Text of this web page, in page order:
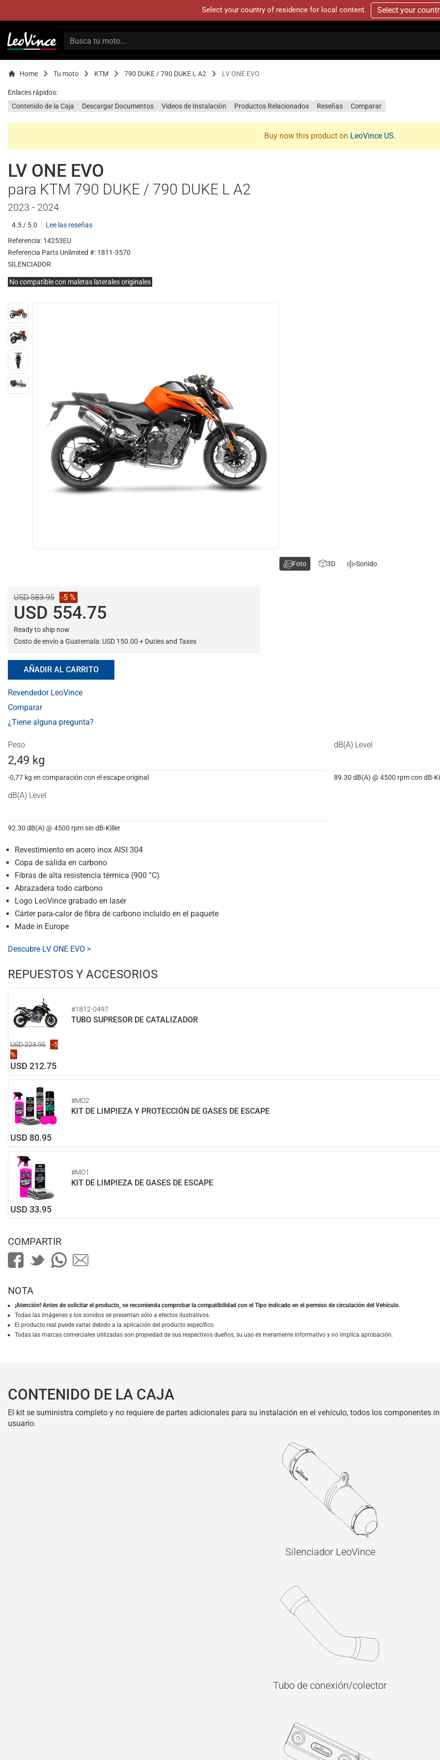
Select your country of residence for local content. Select your
Home Tu moto KTM 790 DUKE / 790 DUKE L A2 LV ONE EVO
Enlaces rápidos:
Contenido de la Caja
Descargar Documentos Videos de Instalación Productos Relacionados Reseñas Comparar
Buy now this product on LeoVince US.
LV ONE EVO
para KTM 790 DUKE / 790 DUKE L A2
2023 - 2024
4.5 / 5.0
Lee las reseñas
Referencia: 14253EU
Referencia Parts Unlimited #: 1811-3570
SILENCIADOR
No compatible con maletas laterales originales
USD 583.95 -5 %
USD 554.75
Ready to ship now
Costo de envío a Guatemala: USD 150.00 + Duties and Taxes
AÑADIR AL CARRITO
Revendedor LeoVince
Comparar
¿Tiene alguna pregunta?
Peso
2,49 kg
-0,77 kg en comparación con el escape original
dB(A) Level
89.30 dB(A) @ 4500 rpm con dB-
dB(A) Level
92.30 dB(A) @ 4500 rpm sin dB-Killer
Revestimiento en acero inox AISI 304
Copa de salida en carbono
Fibras de alta resistencia térmica (900 °C)
Abrazadera todo carbono
Logo LeoVince grabado en lasér
Cárter para-calor de fibra de carbono incluido en el paquete
Made in Europe
Descubre LV ONE EVO >
REPUESTOS Y ACCESORIOS
#1812-0497
TUBO SUPRESOR DE CATALIZADOR
USD 223.95
-5
%
USD 212.75
#MO2
KIT DE LIMPIEZA Y PROTECCIÓN DE GASES DE ESCAPE
USD 80.95
#MO1
KIT DE LIMPIEZA DE GASES DE ESCAPE
USD 33.95
Foto 3D Sonido
COMPARTIR
NOTA
¡Atención! Antes de solicitar el producto, se recomienda comprobar la compatibilidad con el Tipo indicado en el permiso de circulación del Vehículo.
Todas las imágenes y los sonidos se presentan sólo a efectos ilustrativos.
El producto real puede variar debido a la aplicación del producto específico.
Todas las marcas comerciales utilizadas son propiedad de sus respectivos dueños, su uso es meramente informativo y no implica aprobación.
CONTENIDO DE LA CAJA
El kit se suministra completo y no requiere de partes adicionales para su instalación en el vehículo, todos los componentes
usuario.
Silenciador LeoVince
Tubo de conexión/colector